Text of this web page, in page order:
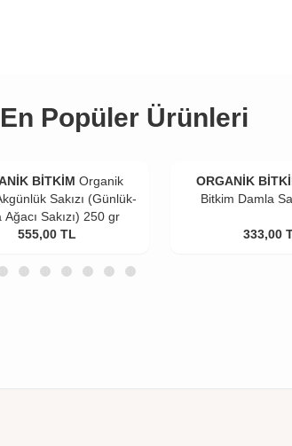
Popüler Ürünleri
BİTKİM Organik
Sakızı (Günlük-
Ağacı Sakızı) 250 gr
555,00 TL
ORGANİK
Bitkim Damla
333,00